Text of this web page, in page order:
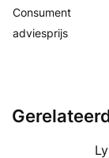
Consument
adviesprijs